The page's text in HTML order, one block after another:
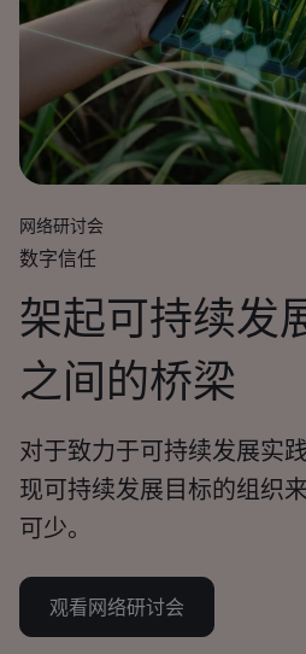
网络研讨会
数字信任
架起可持续发
之间的桥梁
对于致力于可持续发展实
现可持续发展目标的组织
可少。
观看网络研讨会